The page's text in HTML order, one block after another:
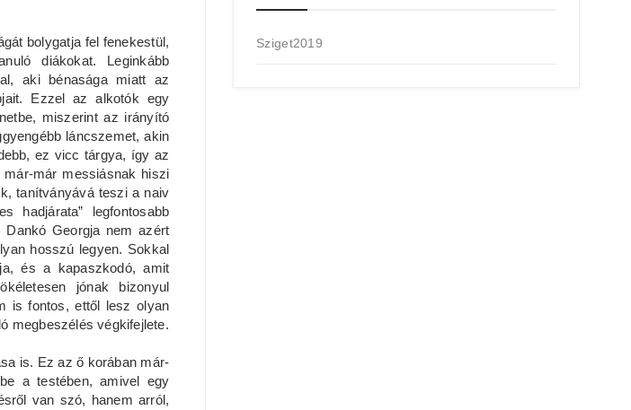
bolygatja fel fenekestül,
diákokat. Leginkább
aki bénasága miatt az
Ezzel az alkotók egy
miszerint az irányító
láncszemet, akin
ez vicc tárgya, így az
már messiásnak hiszi
tanítványává teszi a naiv
hadjárata” legfontosabb
Georgja nem azért
hosszú legyen. Sokkal
és a kapaszkodó, amit
jónak bizonyul
is fontos, ettől lesz olyan
megbeszélés végkifejlete.
is. Ez az ő korában már-
a testében, amivel egy
van szó, hanem arról,
Sziget2019